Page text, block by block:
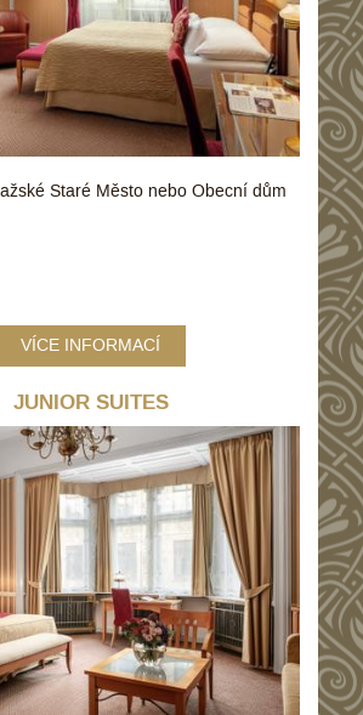
Staré Město nebo Obecní dům
VÍCE INFORMACÍ
JUNIOR SUITES